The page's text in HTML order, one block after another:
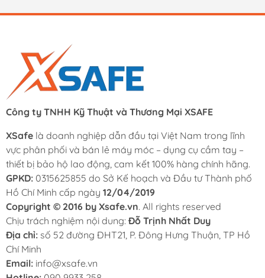
Công ty TNHH Kỹ Thuật và Thương Mại XSAFE
XSafe là doanh nghiệp dẫn đầu tại Việt Nam trong lĩnh
vực phân phối và bán lẻ máy móc – dụng cụ cầm tay –
thiết bị bảo hộ lao động, cam kết 100% hàng chính hãng.
GPKD: 0315625855 do Sở Kế hoạch và Đầu tư Thành phố
Hồ Chí Minh cấp ngày 12/04/2019
Copyright © 2016 by Xsafe.vn. All rights reserved
Chịu trách nghiệm nội dung: Đỗ Trịnh Nhất Duy
Địa chỉ: số 52 đường ĐHT21, P. Đông Hưng Thuận, TP Hồ
Chí Minh
Email: info@xsafe.vn